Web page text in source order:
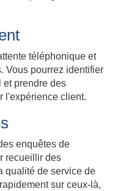
téléphonique et
Vous pourrez identifier
et prendre des
l'expérience client.
enquêtes de
recueillir des
qualité de service de
sur ceux-là,